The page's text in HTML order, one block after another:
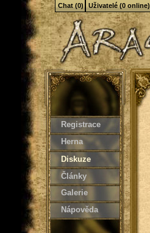
Registrace
Herna
Diskuze
Články
Galerie
Nápověda
Chat (0) Uživatelé (0 online)